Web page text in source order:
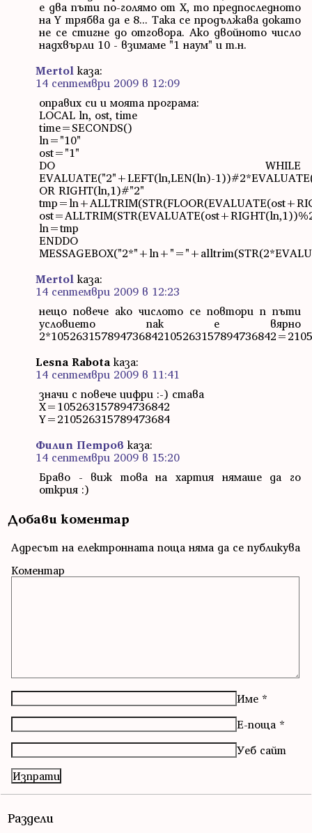
е два пъти по-голямо от X, то предпоследното
на Y трябва да е 8... Така се продължава докато
не се стигне до отговора. Ако двойното число
надхвърли 10 - взимаме "1 наум" и т.н.
Mertol каза:
14 септември 2009 в 12:09
оправих си и моята програма:
LOCAL ln, ost, time
time=SECONDS()
ln="10"
ost="1"
DO WHILE
EVALUATE("2"+LEFT(ln,LEN(ln)-
OR RIGHT(ln,1)#"2"
ln=tmp
ENDDO
Mertol каза:
14 септември 2009 в 12:23
нещо повече ако числото се повтори n пъти
условието пак е вярно
Lesna Rabota каза:
14 септември 2009 в 11:41
значи с повече цифри :-) става
X=105263157894736842
Y=210526315789473684
Филип Петров каза:
14 септември 2009 в 15:20
Браво - виж това на хартия нямаше да го
открия :)
Добави коментар
Адресът на електронната поща няма да се публикува
Коментар
Име *
Е-поща *
Уеб сайт
Раздели